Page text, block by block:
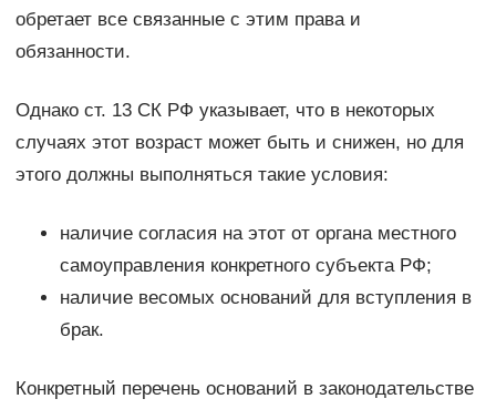
обретает все связанные с этим права и
обязанности.
Однако ст. 13 СК РФ указывает, что в некоторых
случаях этот возраст может быть и снижен, но для
этого должны выполняться такие условия:
наличие согласия на этот от органа местного
самоуправления конкретного субъекта РФ;
наличие весомых оснований для вступления в
брак.
Конкретный перечень оснований в законодательстве